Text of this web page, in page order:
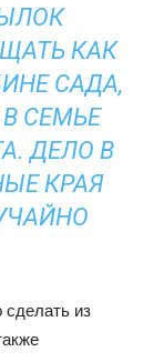
КАК
САДА,
СЕМЬЕ
ДЕЛО В
КРАЯ
из